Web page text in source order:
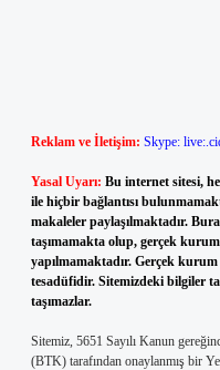
Reklam ve İletişim: Skype:
Yasal Uyarı: Bu internet sitesi,
ile hiçbir bağlantısı
makaleler paylaşılmaktadır.
taşımamakta olup, gerçek
yapılmamaktadır. Gerçek
tesadüfidir. Sitemizdeki bilgiler
taşımazlar.
Sitemiz, 5651 Sayılı Kanun
(BTK) tarafından onaylanmış bir